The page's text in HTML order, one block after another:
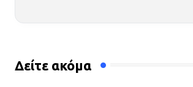
Δείτε ακόμα